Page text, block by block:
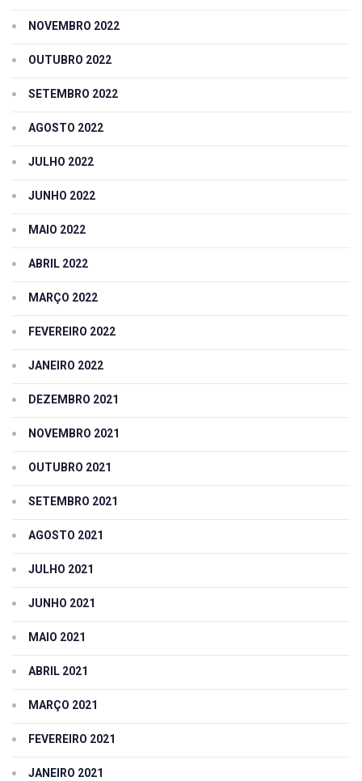
NOVEMBRO 2022
OUTUBRO 2022
SETEMBRO 2022
AGOSTO 2022
JULHO 2022
JUNHO 2022
MAIO 2022
ABRIL 2022
MARÇO 2022
FEVEREIRO 2022
JANEIRO 2022
DEZEMBRO 2021
NOVEMBRO 2021
OUTUBRO 2021
SETEMBRO 2021
AGOSTO 2021
JULHO 2021
JUNHO 2021
MAIO 2021
ABRIL 2021
MARÇO 2021
FEVEREIRO 2021
JANEIRO 2021